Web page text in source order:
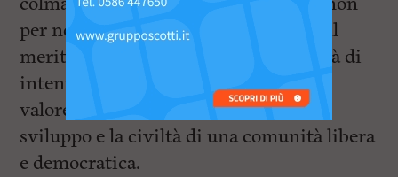
per nostra volontà. Siamo certi che sul
merito e sul lavoro ritroveremo l’unità di
intenti e la condivisione che sono un
valore inestimabile per la crescita, lo
sviluppo e la civiltà di una comunità libera
e democratica.